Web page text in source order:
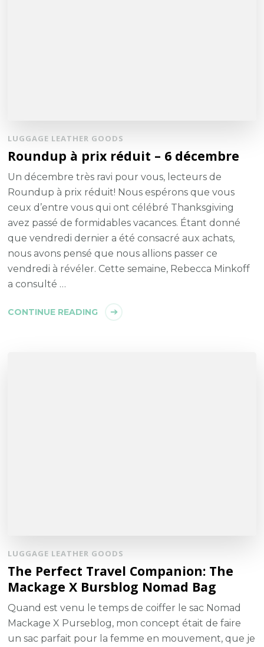
LUGGAGE LEATHER GOODS
Roundup à prix réduit – 6 décembre
Un décembre très ravi pour vous, lecteurs de
Roundup à prix réduit! Nous espérons que vous
ceux d’entre vous qui ont célébré Thanksgiving
avez passé de formidables vacances. Étant donné
que vendredi dernier a été consacré aux achats,
nous avons pensé que nous allions passer ce
vendredi à révéler. Cette semaine, Rebecca Minkoff
a consulté …
CONTINUE READING
LUGGAGE LEATHER GOODS
The Perfect Travel Companion: The
Mackage X Bursblog Nomad Bag
Quand est venu le temps de coiffer le sac Nomad
Mackage X Purseblog, mon concept était de faire
un sac parfait pour la femme en mouvement, que je